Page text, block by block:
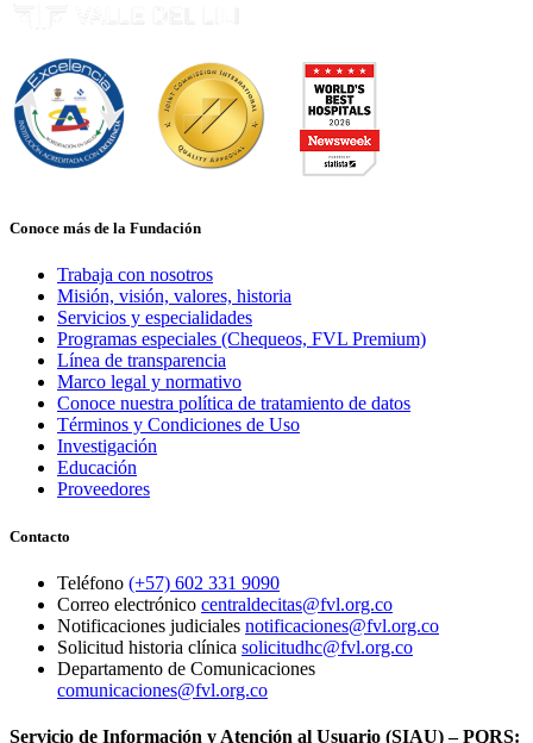
Conoce más de la Fundación
Trabaja con nosotros
Misión, visión, valores, historia
Servicios y especialidades
Programas especiales (Chequeos, FVL Premium)
Línea de transparencia
Marco legal y normativo
Conoce nuestra política de tratamiento de datos
Términos y Condiciones de Uso
Investigación
Educación
Proveedores
Contacto
Teléfono (+57) 602 331 9090
Correo electrónico centraldecitas@fvl.org.co
Notificaciones judiciales notificaciones@fvl.org.co
Solicitud historia clínica solicitudhc@fvl.org.co
Departamento de Comunicaciones
comunicaciones@fvl.org.co
Servicio de Información y Atención al Usuario (SIAU) – PQRS: